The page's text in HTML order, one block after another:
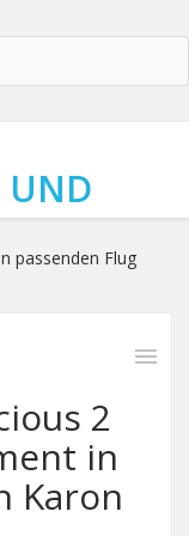
UND
passenden Flug
2
in
Karon